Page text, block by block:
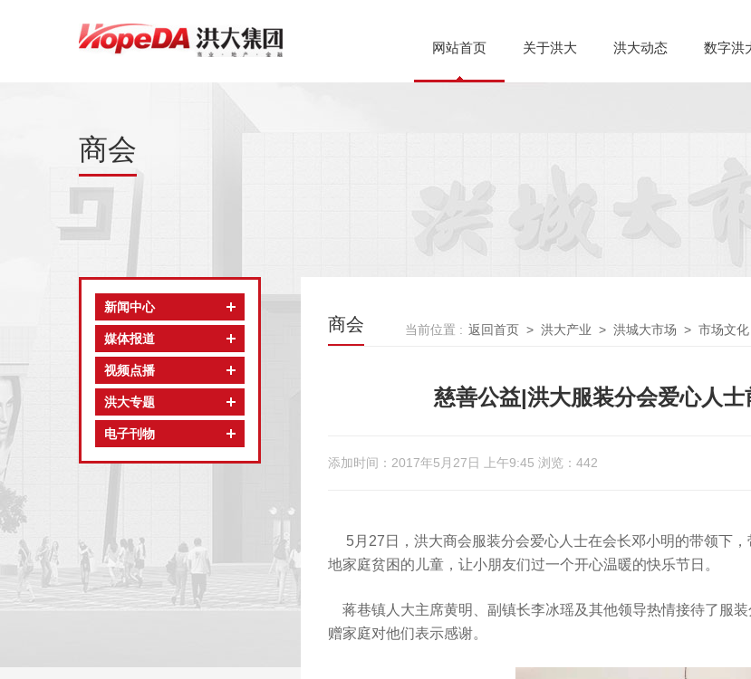
网站首页 关于洪大 洪大动态 数字洪
商会
新闻中心
媒体报道
视频点播
洪大专题
电子刊物
商会 当前位置 : 返回首页 > 洪大产业 > 洪城大市场 > 市场文化
慈善公益|洪大服装分会爱心人
添加时间：2017年5月27日 上午9:45 浏览：442
5月27日，洪大商会服装分会爱心人士在会长邓小明的带领下
地家庭贫困的儿童，让小朋友们过一个开心温暖的快乐节日。
蒋巷镇人大主席黄明、副镇长李冰瑶及其他领导热情接待了服
赠家庭对他们表示感谢。